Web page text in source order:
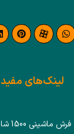
لینک‌های مفید
فرش ماشینی 1500 شانه